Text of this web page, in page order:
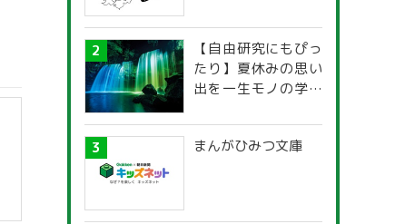
【自由研究にもぴっ
たり】夏休みの思い
出を一生モノの学び
探究ガイド
まんがひみつ文庫